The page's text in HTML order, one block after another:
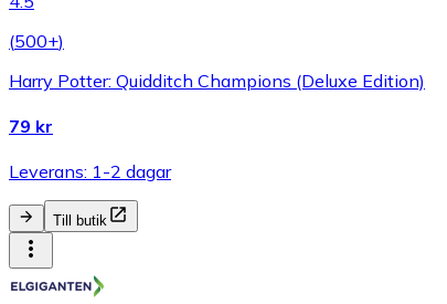
(500+)
Harry Potter: Quidditch Champions (Deluxe Edition)
79 kr
Leverans: 1-2 dagar
Till butik